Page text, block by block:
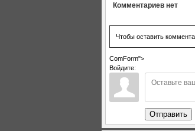
Комментариев нет
Чтобы оставить
ComForm">
Войдите:
Отправить